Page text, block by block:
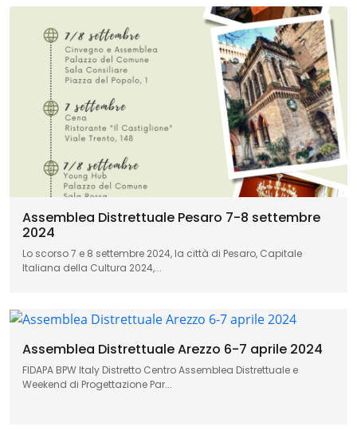
Assemblea Distrettuale Pesaro 7-8 settembre
2024
Lo scorso 7 e 8 settembre 2024, la città di Pesaro, Capitale
Italiana della Cultura 2024,...
Assemblea Distrettuale Arezzo 6-7 aprile 2024
FIDAPA BPW Italy Distretto Centro Assemblea Distrettuale e
Weekend di Progettazione Par...